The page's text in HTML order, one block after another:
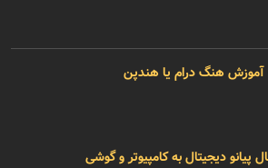
آموزش هنگ درام یا هندپن
پیانو دیجیتال به کامپیوتر و گوشی